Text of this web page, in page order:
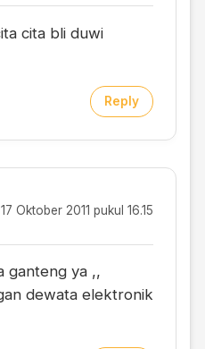
cita bli duwi
Reply
17 Oktober 2011 pukul 16.15
ganteng ya ,,
dewata elektronik